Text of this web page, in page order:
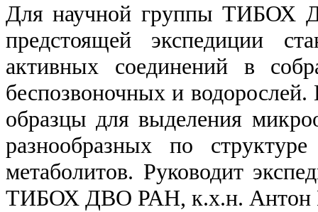
Для научной группы ТИБОХ
предстоящей экспедиции
активных соединений в
беспозвоночных и
образцы для выделения
разнообразных по
метаболитов. Руководит
ТИБОХ ДВО РАН, к.х.н. Антон